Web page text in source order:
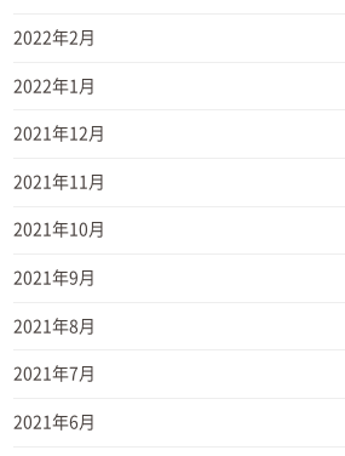
2022年2月
2022年1月
2021年12月
2021年11月
2021年10月
2021年9月
2021年8月
2021年7月
2021年6月